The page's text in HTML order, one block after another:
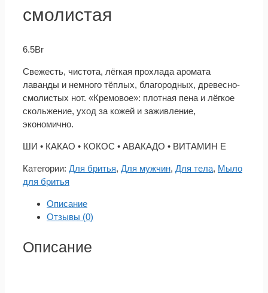
смолистая
6.5Br
Свежесть, чистота, лёгкая прохлада аромата
лаванды и немного тёплых, благородных, древесно-
смолистых нот. «Кремовое»: плотная пена и лёгкое
скольжение, уход за кожей и заживление,
экономично.
ШИ • КАКАО • КОКОС • АВАКАДО • ВИТАМИН Е
Категории: Для бритья, Для мужчин, Для тела, Мыло
для бритья
Описание
Отзывы (0)
Описание